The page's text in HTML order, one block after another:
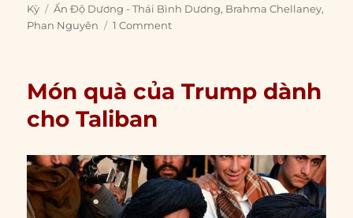
on
Kỳ
Tags
Ấn Độ Dương - Thái Bình Dương, Brahma Chellaney,
Phan Nguyên
1 Comment
Món quà của Trump dành
cho Taliban